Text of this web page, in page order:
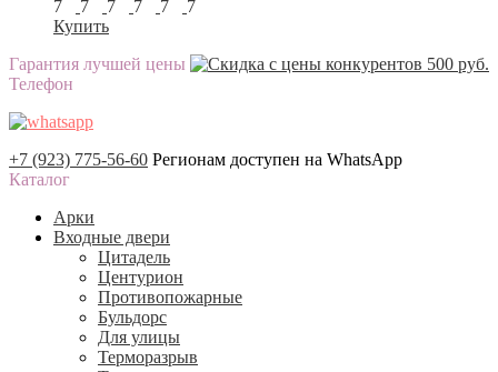
Купить
Гарантия лучшей цены
Телефон
+7 (923) 775-56-60 Регионам доступен на WhatsApp
Каталог
Арки
Входные двери
Цитадель
Центурион
Противопожарные
Бульдорс
Для улицы
Терморазрыв